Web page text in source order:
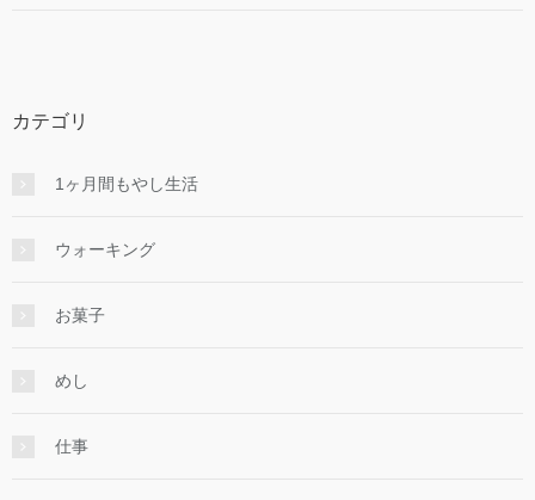
カテゴリ
1ヶ月間もやし生活
ウォーキング
お菓子
めし
仕事